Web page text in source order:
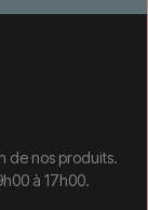
de nos produits.
à 17h00.